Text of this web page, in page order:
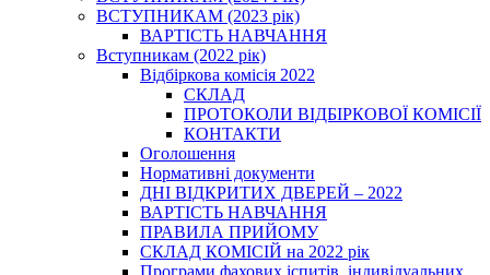
ВСТУПНИКАМ (2023 рік)
ВАРТІСТЬ НАВЧАННЯ
Вступникам (2022 рік)
Відбіркова комісія 2022
СКЛАД
ПРОТОКОЛИ ВІДБІРКОВОЇ КОМІСІЇ
КОНТАКТИ
Оголошення
Нормативні документи
ДНІ ВІДКРИТИХ ДВЕРЕЙ – 2022
ВАРТІСТЬ НАВЧАННЯ
ПРАВИЛА ПРИЙОМУ
СКЛАД КОМІСІЙ на 2022 рік
Програми фахових іспитів, індивідуальних